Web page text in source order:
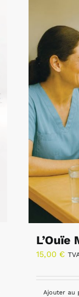
L’Ouïe
15,00 €
Ajouter au